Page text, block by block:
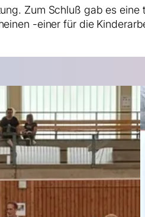
Zum Schluß gab es
-einer für die